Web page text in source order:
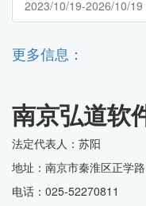
2023/10/19-2026/10/19
更多信息：
南京弘道软
法定代表人：苏阳
地址：南京市秦淮区正学
电话：025-52270811